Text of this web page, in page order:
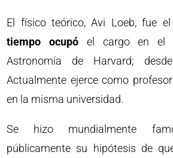
El físico teórico, Avi Loeb, fue
tiempo ocupó el cargo en el
Astronomía de Harvard;
Actualmente ejerce como
en la misma universidad.
Se hizo mundialmente
públicamente su hipótesis de